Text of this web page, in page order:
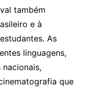
também
e à
As
linguagens,
que